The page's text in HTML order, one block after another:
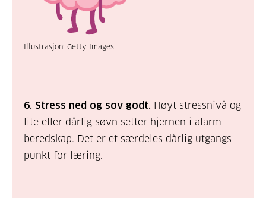
Illustrasjon: Getty Images
6. Stress ned og sov godt. Høyt stressnivå og
lite eller dårlig søvn setter hjernen i alarm-
beredskap. Det er et særdeles dårlig utgangs-
punkt for læring.